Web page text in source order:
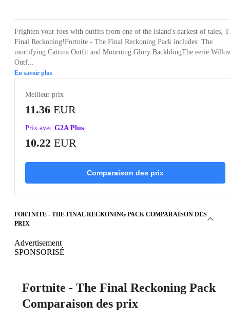
Frighten your foes with outfits from one of the Island's darkest of tales,
Final Reckoning!Fortnite - The Final Reckoning Pack includes: The
mortifying Catrina Outfit and Mourning Glory BackblingThe eerie
Outf...
En savoir plus
Meilleur prix
11.36 EUR
Prix avec G2A Plus
10.22 EUR
Comparaison des prix
FORTNITE - THE FINAL RECKONING PACK COMPARAISON DES
PRIX
Advertisement
SPONSORISÉ
Fortnite - The Final Reckoning Pack
Comparaison des prix